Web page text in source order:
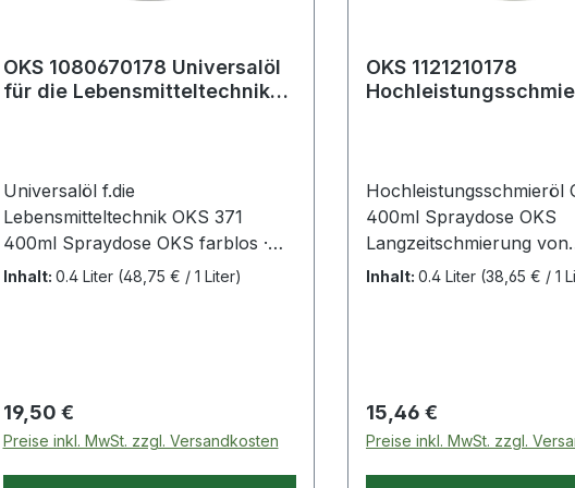
OKS 1080670178 Universalöl
für die Lebensmitteltechnik
Universalöl f.die
Lebensmitteltechnik OKS 371
400ml Spraydose OKS farblos ·
Hochleistungsöl für
auswaschbar aus Textilien ·
einsetzbar in der Textil- und
Verpackungsindustrie · NSF H1
Inhalt: 0.4 Liter (48,75 € / 1 Liter)
Regulärer Preis:
19,50 €
Preise inkl. MwSt. zzgl. Versandkosten
OKS 1121210178
Hochleistungsschmieröl
400ml Spraydose OKS
Langzeitschmierung von
Maschinenelementen, die
Eindringvermögen die
Möglichkeit darstellt,
nachzuschmieren, z.B.
Inhalt: 0.4 Liter (38,65 € / 1
Regulärer Preis:
15,46 €
Preise inkl. MwSt. zzgl.